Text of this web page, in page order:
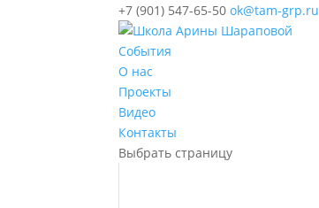
+7 (901) 547-65-50 ok@tam-grp.ru
События
О нас
Проекты
Видео
Контакты
Выбрать страницу